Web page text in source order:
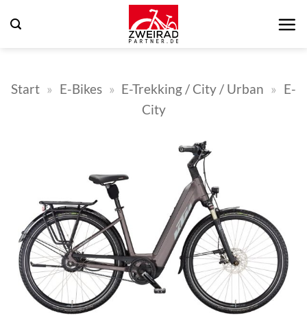
Inhalt
Start » E-Bikes » E-Trekking / City / Urban » E-
City